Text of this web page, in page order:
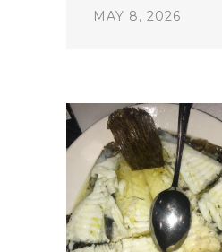
MAY 8, 2026
POST
NAVIGATION